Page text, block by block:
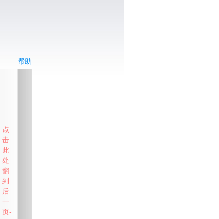
帮助
点
击
此
处
翻
到
后
一
页-